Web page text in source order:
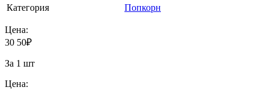
Категория
Попкорн
Цена:
30 50₽
За 1 шт
Цена: